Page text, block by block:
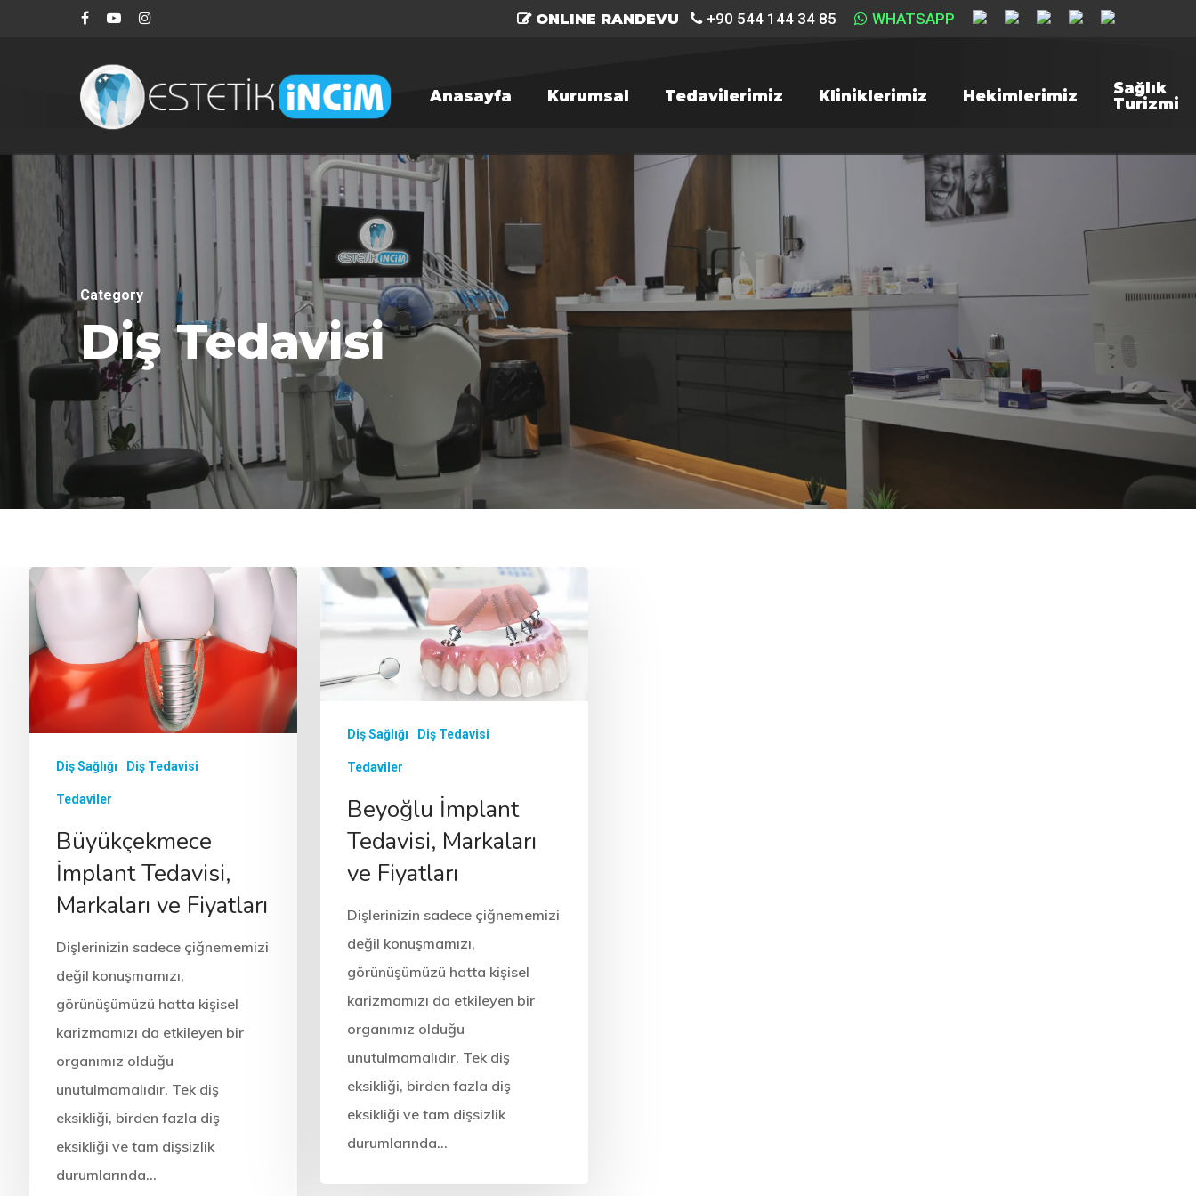
ONLINE RANDEVU +90 544 144 34 85 WHATSAPP
Aramak istediğiniz kelimeyi yazarak ENTER'a basın.
Anasayfa Kurumsal Tedavilerimiz Kliniklerimiz Hekimlerimiz
Sağlık
Turizmi
Category
Diş Tedavisi
Diş Sağlığı Diş Tedavisi
Tedaviler
Büyükçekmece
İmplant Tedavisi,
Markaları ve Fiyatları
Dişlerinizin sadece çiğnememizi
değil konuşmamızı,
görünüşümüzü hatta kişisel
karizmamızı da etkileyen bir
organımız olduğu
unutulmamalıdır. Tek diş
eksikliği, birden fazla diş
eksikliği ve tam dişsizlik
durumlarında…
Diş Sağlığı Diş Tedavisi
Tedaviler
Beyoğlu İmplant
Tedavisi, Markaları
ve Fiyatları
Dişlerinizin sadece çiğnememizi
değil konuşmamızı,
görünüşümüzü hatta kişisel
karizmamızı da etkileyen bir
organımız olduğu
unutulmamalıdır. Tek diş
eksikliği, birden fazla diş
eksikliği ve tam dişsizlik
durumlarında…